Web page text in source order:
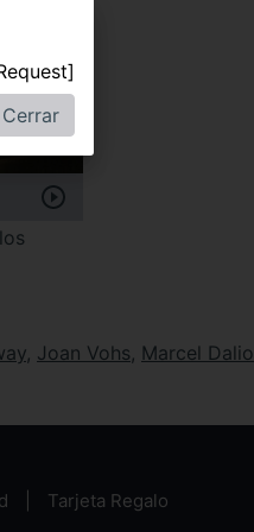
, Joan Vohs, Marcel Dalio
Tarjeta Regalo
Cerrar